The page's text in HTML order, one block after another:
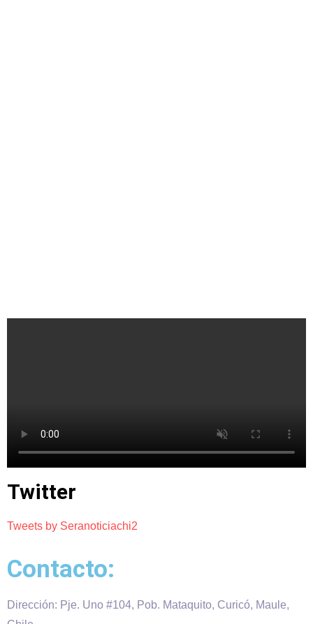
Twitter
Tweets by Seranoticiachi2
Contacto:
Dirección: Pje. Uno #104, Pob. Mataquito, Curicó, Maule,